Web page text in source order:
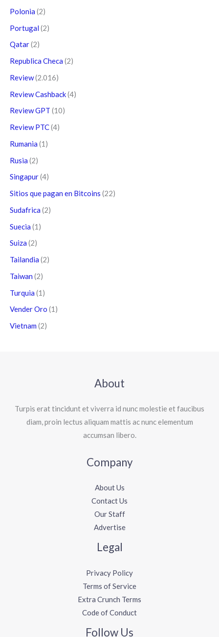
Polonia (2)
Portugal (2)
Qatar(2)
Republica Checa (2)
Review(2.016)
Review Cashback(4)
Review GPT (10)
Review PTC(4)
Rumania (1)
Rusia (2)
Singapur(4)
Sitios que pagan en Bitcoins (22)
Sudafrica (2)
Suecia (1)
Suiza (2)
Tailandia (2)
Taiwan (2)
Turquia (1)
Vender Oro (1)
Vietnam (2)
About
Turpis erat tincidunt et viverra id nunc molestie et faucibus
diam, proin lectus aliquam mattis ac nunc elementum
accumsan libero.
Company
About Us
Contact Us
Our Staff
Advertise
Legal
Privacy Policy
Terms of Service
Extra Crunch Terms
Code of Conduct
Follow Us